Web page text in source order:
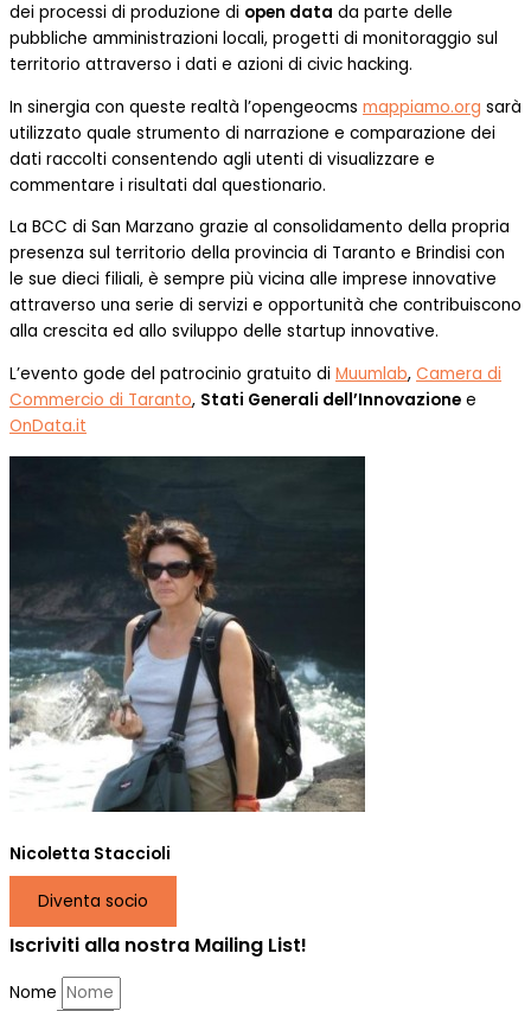
dei processi di produzione di open data da parte delle
pubbliche amministrazioni locali, progetti di monitoraggio sul
territorio attraverso i dati e azioni di civic hacking.
In sinergia con queste realtà l’opengeocms mappiamo.org sarà
utilizzato quale strumento di narrazione e comparazione dei
dati raccolti consentendo agli utenti di visualizzare e
commentare i risultati dal questionario.
La BCC di San Marzano grazie al consolidamento della propria
presenza sul territorio della provincia di Taranto e Brindisi con
le sue dieci filiali, è sempre più vicina alle imprese innovative
attraverso una serie di servizi e opportunità che contribuiscono
alla crescita ed allo sviluppo delle startup innovative.
L’evento gode del patrocinio gratuito di Muumlab, Camera di
Commercio di Taranto, Stati Generali dell’Innovazione e
OnData.it
Nicoletta Staccioli
Diventa socio
Iscriviti alla nostra Mailing List!
Nome